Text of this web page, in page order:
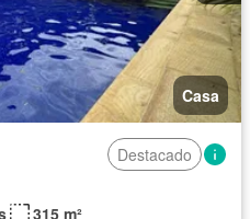
Casa
Destacado
315 m²